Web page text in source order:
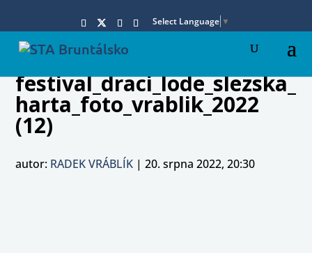
Select Language ▼
festival_draci_lode_slezska_
harta_foto_vrablik_2022
(12)
autor: RADEK VRÁBLÍK |20. srpna 2022, 20:30